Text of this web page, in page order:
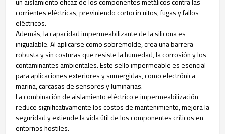
un aislamiento eficaz de los componentes metálicos contra las
corrientes eléctricas, previniendo cortocircuitos, fugas y fallos
eléctricos.
Además, la capacidad impermeabilizante de la silicona es
inigualable. Al aplicarse como sobremolde, crea una barrera
robusta y sin costuras que resiste la humedad, la corrosión y los
contaminantes ambientales. Este sello impermeable es esencial
para aplicaciones exteriores y sumergidas, como electrónica
marina, carcasas de sensores y luminarias.
La combinación de aislamiento eléctrico e impermeabilización
reduce significativamente los costos de mantenimiento, mejora la
seguridad y extiende la vida útil de los componentes críticos en
entornos hostiles.